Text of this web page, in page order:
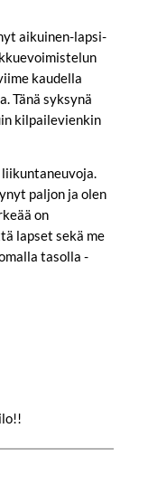
aikuinen-lapsi-
kaudella
Tänä syksynä
kilpailevienkin
paljon ja olen
on
lapset sekä me
tasolla -